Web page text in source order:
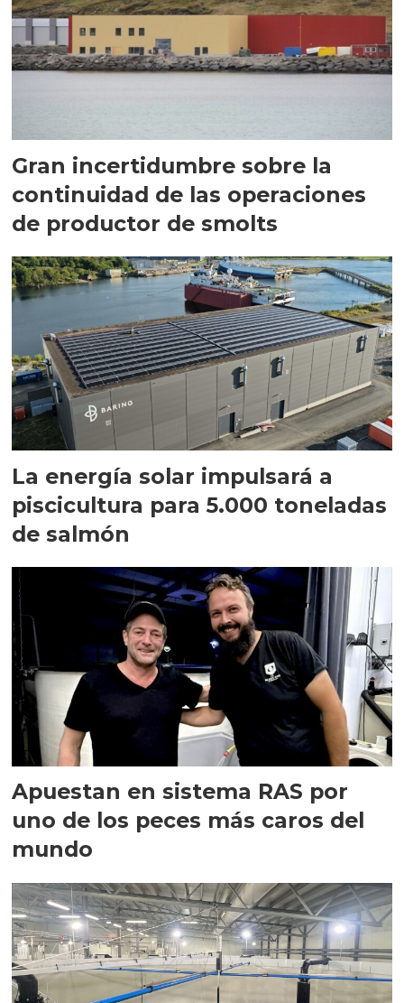
Gran incertidumbre sobre la
continuidad de las operaciones
de productor de smolts
La energía solar impulsará a
piscicultura para 5.000 toneladas
de salmón
Apuestan en sistema RAS por
uno de los peces más caros del
mundo